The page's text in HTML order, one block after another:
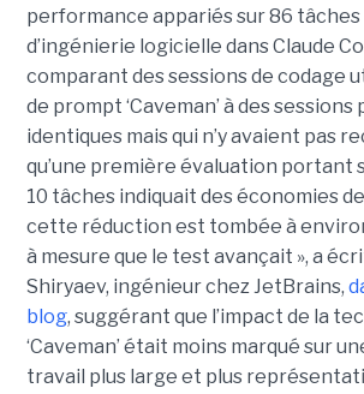
performance appariés sur 86
d’ingénierie logicielle dans Claude
comparant des sessions de codage
de prompt ‘Caveman’ à des sessions
identiques mais qui n’y avaient pas
qu’une première évaluation portant
10 tâches indiquait des économies de
cette réduction est tombée à
à mesure que le test avançait », a
Shiryaev, ingénieur chez JetBrains,
blog, suggérant que l’impact de la
‘Caveman’ était moins marqué sur
travail plus large et plus